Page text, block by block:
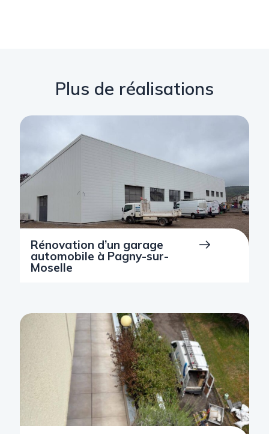
Plus de réalisations
Rénovation d’un garage
automobile à Pagny-sur-
Moselle